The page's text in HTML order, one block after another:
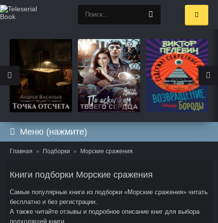
Меню (нажмите)
Главная Подборки Морские сражения
Книги подборки Морские сражения
Самые популярные книги из подборки «Морские сражения» читать
бесплатно и без регистрации.
А также читайте отзывы и подробное описание книг для выбора
подходящей книги.